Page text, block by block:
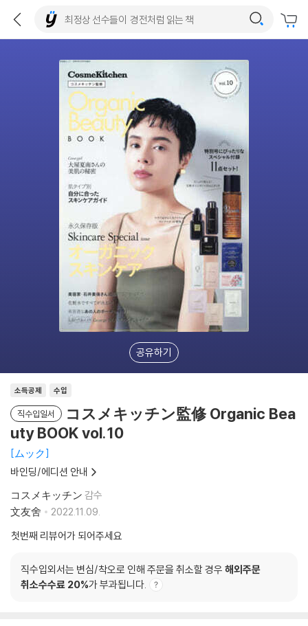
공유하기
소득공제 수입
직수입일서
コスメキッチン監修 Organic Bea
uty BOOK vol.10
ムック
바인딩/에디션 안내
コスメキッチン 감수
文友舍
2022.11.09.
첫번째 리뷰어가 되어주세요
직수입외서는 변심/착오로 인해 주문을 취소할 경우 해외주문
취소수수료 20%가 부과됩니다.